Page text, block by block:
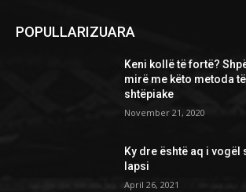
POPULLARIZUARA
Keni kollë të fortë?
mirë me këto metoda
shtëpiake
November 21, 2020
Ky dre është aq i vogël
lapsi
April 26, 2021